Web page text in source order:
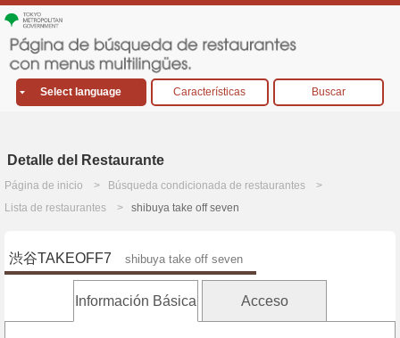
Select language Características Buscar
Detalle del Restaurante
Página de inicio
Búsqueda condicionada de restaurantes
Lista de restaurantes
shibuya take off seven
渋谷TAKEOFF7 shibuya take off seven
Información Básica Acceso